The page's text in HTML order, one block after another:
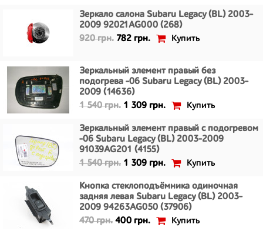
Зеркало салона Subaru Legacy (BL) 2003-
2009 92021AG000 (268)
920 грн. 782 грн. Купить
Зеркальный элемент правый без
подогрева -06 Subaru Legacy (BL) 2003-
2009 (14636)
1 540 грн. 1 309 грн. Купить
Зеркальный элемент правый с подогревом
-06 Subaru Legacy (BL) 2003-2009
91039AG201 (4155)
1 540 грн. 1 309 грн. Купить
Кнопка стеклоподъёмника одиночная
задняя левая Subaru Legacy (BL) 2003-
2009 94263AG050 (37906)
470 грн. 400 грн. Купить